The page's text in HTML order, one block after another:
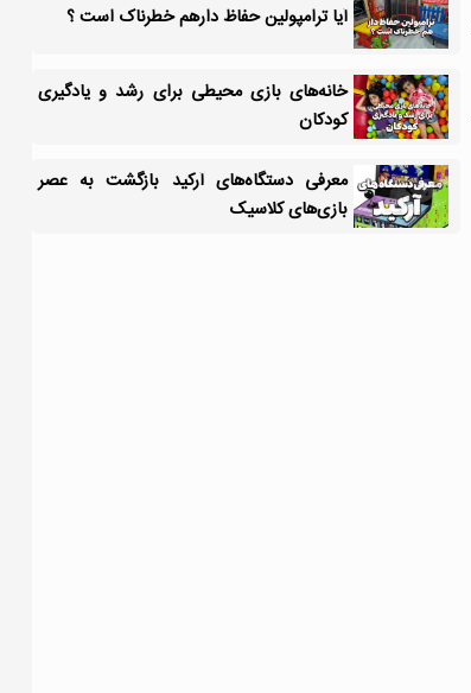
آیا ترامپولین حفاظ دارهم خطرناک است ؟
خانه‌های بازی محیطی برای رشد و یادگیری
کودکان
معرفی دستگاه‌های آرکید بازگشت به عصر
بازی‌های کلاسیک